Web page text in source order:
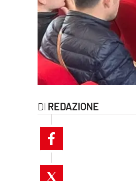
lacitymag.it
cosenzachannel.it
REDAZIONE